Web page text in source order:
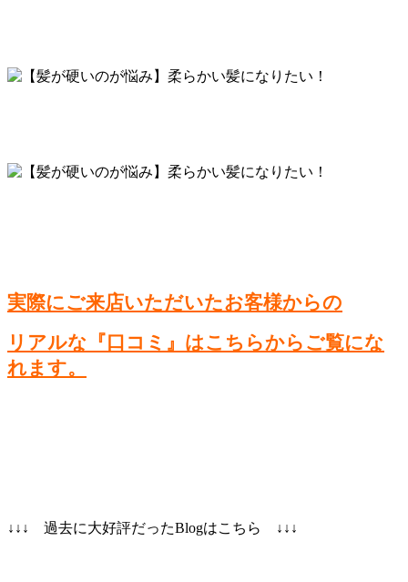
実際にご来店いただいたお客様からの
リアルな『口コミ』はこちらからご覧にな
れます。
↓↓↓ 過去に大好評だったBlogはこちら ↓↓↓